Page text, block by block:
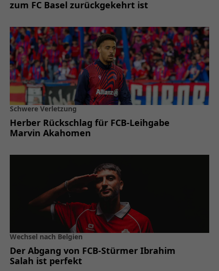
zum FC Basel zurückgekehrt ist
Schwere Verletzung
Herber Rückschlag für FCB-Leihgabe
Marvin Akahomen
Wechsel nach Belgien
Der Abgang von FCB-Stürmer Ibrahim
Salah ist perfekt